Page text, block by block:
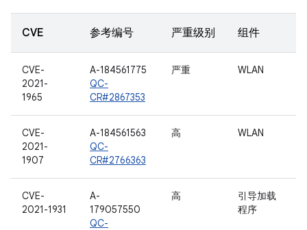
CVE 参考编号 严重级别 组件
CVE-
2021-
1965
A-184561775
QC-
CR#2867353
严重 WLAN
CVE-
2021-
1907
A-184561563
QC-
CR#2766363
高 WLAN
CVE-
2021-1931
A-
179057550
QC-
高
引导加载
程序